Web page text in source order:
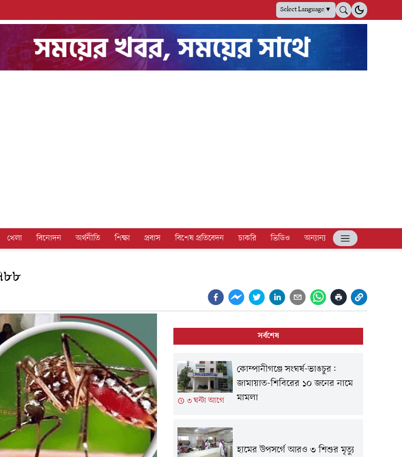
Select Language▼
খেলা বিনোদন অর্থনীতি শিক্ষা প্রবাস বিশেষ প্রতিবেদন চাকরি ভিডিও
অন্যান্য
সর্বশেষ
৩ ঘন্টা আগে
কোম্পানীগঞ্জে সংঘর্ষ-ভাঙচুর:
জামায়াত-শিবিরের ১০ জনের নামে
মামলা
হামের উপসর্গে আরও ৩ শিশুর মৃত্যু